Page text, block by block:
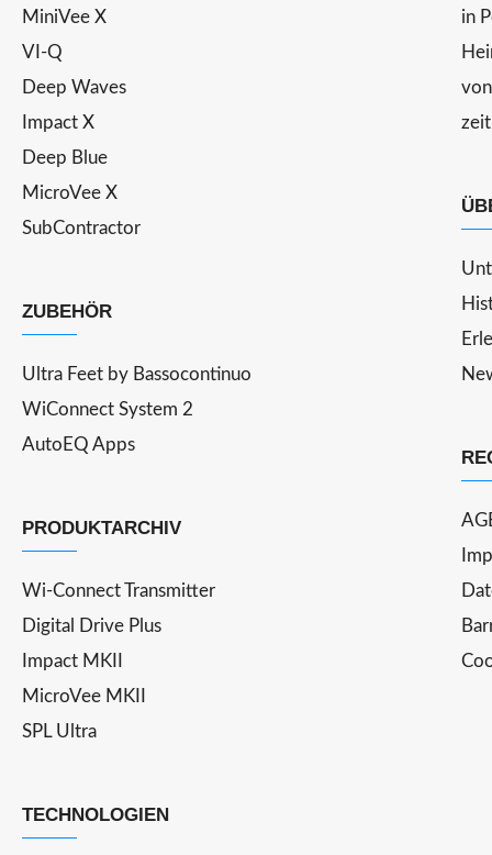
MiniVee X
VI-Q
Deep Waves
Impact X
Deep Blue
MicroVee X
SubContractor
ZUBEHÖR
Ultra Feet by Bassocontinuo
WiConnect System 2
AutoEQ Apps
PRODUKTARCHIV
Wi-Connect Transmitter
Digital Drive Plus
Impact MKII
MicroVee MKII
SPL Ultra
TECHNOLOGIEN
in